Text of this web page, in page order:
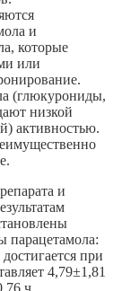
и
которые
или
(глюкурониды,
низкой
активностью.
и
парацетамола:
при
4,79±1,81